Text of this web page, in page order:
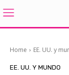
Home EE. UU. y
EE. UU. Y MUNDO